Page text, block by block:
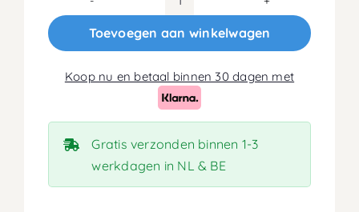
Koudschuim
HR50
aantal
Toevoegen aan winkelwagen
Koop nu en betaal binnen 30 dagen met
Gratis verzonden binnen 1-3
werkdagen in NL & BE